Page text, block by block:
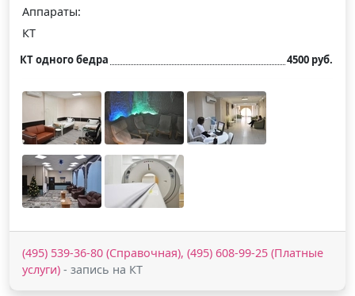
Аппараты:
КТ
КТ одного бедра 4500 руб.
(495) 539-36-80 (Справочная), (495) 608-99-25 (Платные
услуги) - запись на КТ